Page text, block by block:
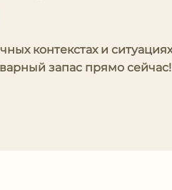
контекстах и
запас прямо сейчас!